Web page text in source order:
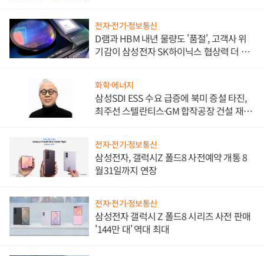
전자·전기·정보통신
D램과 HBM 내년 물량도 '품절', 고객사 위
기감이 삼성전자 SK하이닉스 협상력 더 키
화학·에너지
삼성SDI ESS 수요 급증에 북미 증설 타진,
최주선 스텔란티스·GM 합작공장 건설 재추
전자·전기·정보통신
삼성전자, 갤럭시Z 폴드8 사전예약 개통 8
월31일까지 연장
전자·전기·정보통신
삼성전자 갤럭시 Z 폴드8 시리즈 사전 판매
'144만 대' 역대 최대